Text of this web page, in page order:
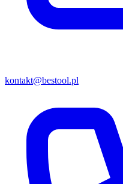
kontakt@bestool.pl